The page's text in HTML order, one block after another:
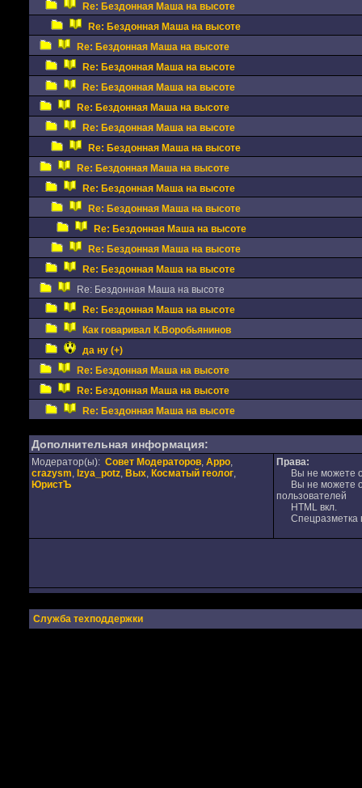
Re: Бездонная Маша на высоте
Re: Бездонная Маша на высоте
Re: Бездонная Маша на высоте
Re: Бездонная Маша на высоте
Re: Бездонная Маша на высоте
Re: Бездонная Маша на высоте
Re: Бездонная Маша на высоте
Re: Бездонная Маша на высоте
Re: Бездонная Маша на высоте
Re: Бездонная Маша на высоте
Re: Бездонная Маша на высоте
Re: Бездонная Маша на высоте
Re: Бездонная Маша на высоте
Re: Бездонная Маша на высоте
Re: Бездонная Маша на высоте
Re: Бездонная Маша на высоте
Как говаривал К.Воробьянинов
да ну (+)
Re: Бездонная Маша на высоте
Re: Бездонная Маша на высоте
Re: Бездонная Маша на высоте
Дополнительная информация:
Модератор(ы): Совет Модераторов, Appo,
crazysm, Izya_potz, Вых, Косматый геолог,
ЮристЪ
Права:
Вы не можете
Вы не можете
пользователей
HTML вкл.
Спецразметка
Служба техподдержки